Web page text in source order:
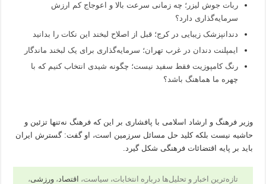
ربات جوش لیزر؛ چه زمانی سرعت بالا و اعوجاج کم ارزش
سرمایه‌گذاری دارد؟
دندانپزشک زیبایی در کرج؛ قبل از اصلاح لبخند این نکات را بدانید
ایمپلنت دندان در غرب تهران؛ سرمایه‌گذاری برای یک لبخند ماندگار
رنگ کامپوزیت فقط سفید نیست؛ چگونه شیدی انتخاب کنیم که با
چهره ما هماهنگ باشد؟
وزیر فرهنگ و ارشاد اسلامی با پافشاری بر این که فرهنگ نه‌تنها تزئین و
حاشیه نیست بلکه کلید حل مسائل سرزمین است، او گفت: گسترش ایران
باید بر پایه اقتضائات فرهنگی شکل گیرد.
تازه‌ترین اخبار و تحلیل‌ها درباره انتخابات، سیاست، اقتصاد، ورزشی،